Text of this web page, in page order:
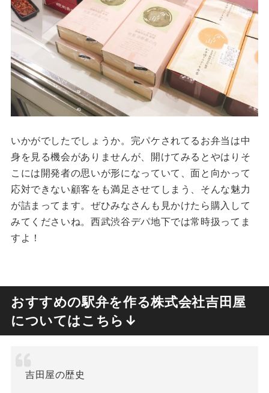
いかがでしたでしょうか。完パケされてるお弁当は中
身を見る機会がありませんが、開けてみるとやはりそ
こには開発者の思いが形になっていて、面と向かって
応対できない顧客をも満足させてしまう、そんな魅力
が詰まってます。ぜひみなさんも見かけたら購入して
みてくださいね。西武渋谷デパ地下では常時扱ってま
すよ！
おすすめの駅弁を作る株式会社吉田屋
についてはこちら↓
吉田屋の歴史